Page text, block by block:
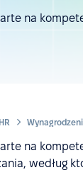
na
na
według